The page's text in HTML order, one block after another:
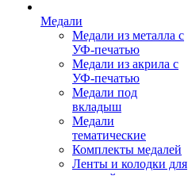
Медали
Медали из металла с
УФ-печатью
Медали из акрила с
УФ-печатью
Медали под
вкладыш
Медали
тематические
Комплекты медалей
Ленты и колодки для